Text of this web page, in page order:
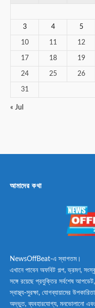
3 4 5
10 11 12
17 18 19
24 25 26
31
« Jul
আমাদের কথা
NewsOffBeat-এ স্বাগতম।
এখানে পাবেন অফবিট গল্প, ভ্রমণ,
সঙ্গে রয়েছে প্রযুক্তির সর্বশেষ
স্বাস্থ্য-সুরক্ষা, যোগব্যায়ামের
অদ্ভুত, ব্যবহারযোগ্য, মনভোলানো এবং